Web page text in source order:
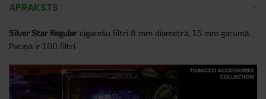
APRAKSTS
Silver Star Regular cigarešu filtri 8 mm diametrā, 15 mm garumā.
Paciņā ir 100 filtri.